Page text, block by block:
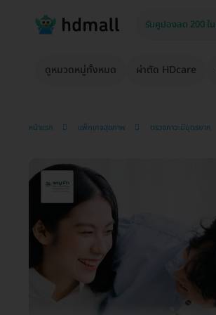
ดูหมวดหมู่ทั้งหมด ผ่าตัด HDcare
หน้าแรก แพ็กเกจสุขภาพ ตรวจภาวะมีบุตรยาก